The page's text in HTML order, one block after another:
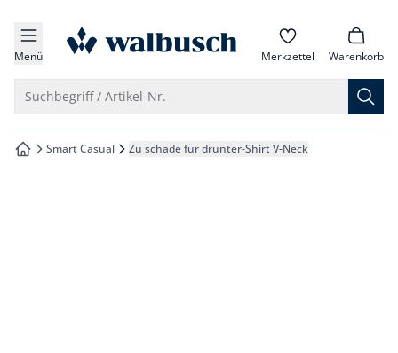
springen
springen
springen
springen
Menü zur Startseite Merkzettel Warenkorb
Suchbegriff / Artikel-Nr.
zur Startseite
Smart Casual Zu schade für drunter-Shirt V-Neck